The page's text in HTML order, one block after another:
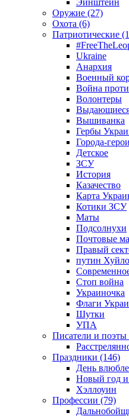
Эйнштейн
Оружие (27)
Охота (6)
Патриотические
Ukraine
Анархия
Военный
Война
Волонтеры
Вышиванка
Гербы
Города-герои
Детское
ЗСУ
История
Казачество
Карта
Котики ЗСУ
Маты
Подсолнухи
Почтовые
Правый
путин Хуйло
Стоп война
Украиночка
Флаги
Шутки
УПА
Писатели и поэты
Праздники (146)
День
Новый год
Хэллоуин
Профессии (79)